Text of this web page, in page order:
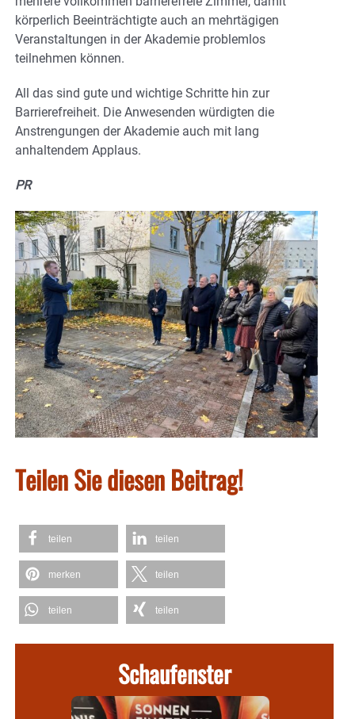
körperlich Beeinträchtigte auch an mehrtägigen
Veranstaltungen in der Akademie problemlos
teilnehmen können.
All das sind gute und wichtige Schritte hin zur
Barrierefreiheit. Die Anwesenden würdigten die
Anstrengungen der Akademie auch mit lang
anhaltendem Applaus.
PR
Teilen Sie diesen Beitrag!
teilen teilen
merken teilen
teilen teilen
Schaufenster